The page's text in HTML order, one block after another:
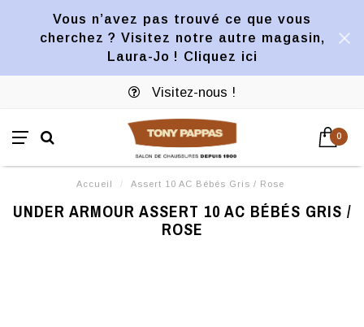
Vous n’avez pas trouvé ce que vous
cherchez ? Visitez notre autre magasin,
Laura-Jo ! Cliquez ici
Visitez-nous !
0
Accueil / Assert 10 AC Bébés Gris / Rose
UNDER ARMOUR ASSERT 10 AC BÉBÉS GRIS /
ROSE